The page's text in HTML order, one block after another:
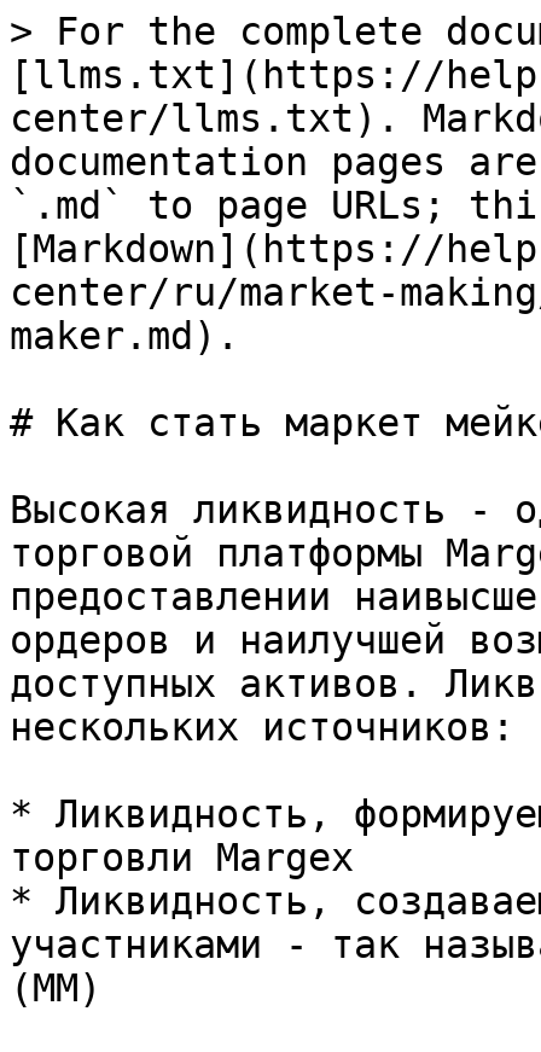
> For the complete
[llms.txt](https://
center/llms.txt).
documentation pages
`.md` to page URLs;
[Markdown](https://
center/ru/market-
maker.md).
# Как стать маркет
Высокая ликвидность -
торговой платформы
предоставлении
ордеров и наилучшей
доступных активов.
нескольких источников:
* Ликвидность,
торговли Margex
* Ликвидность,
участниками - так
(MM)